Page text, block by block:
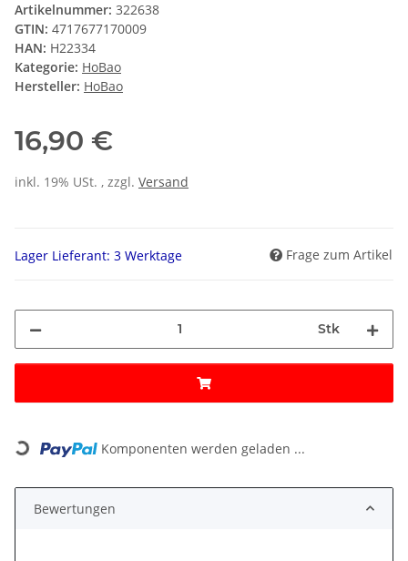
Artikelnummer: 322638
GTIN: 4717677170009
HAN: H22334
Kategorie: HoBao
Hersteller: HoBao
16,90 €
inkl. 19% USt. , zzgl. Versand
Lager Lieferant: 3 Werktage Frage zum Artikel
Stk
Loading... Komponenten werden geladen ...
Bewertungen